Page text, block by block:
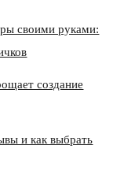
своими руками:
создание
и как выбрать